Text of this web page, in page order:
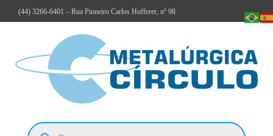
(44) 3266-6401 – Rua Pioneiro Carlos Hofferer, nº 98